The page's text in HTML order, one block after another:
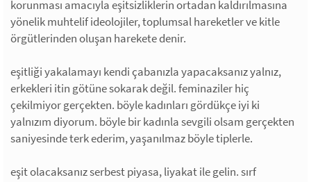
korunması amacıyla eşitsizliklerin ortadan kaldırılmasına
yönelik muhtelif ideolojiler, toplumsal hareketler ve kitle
örgütlerinden oluşan harekete denir.
eşitliği yakalamayı kendi çabanızla yapacaksanız yalnız,
erkekleri itin götüne sokarak değil. feminaziler hiç
çekilmiyor gerçekten. böyle kadınları gördükçe iyi ki
yalnızım diyorum. böyle bir kadınla sevgili olsam gerçekten
saniyesinde terk ederim, yaşanılmaz böyle tiplerle.
eşit olacaksanız serbest piyasa, liyakat ile gelin. sırf